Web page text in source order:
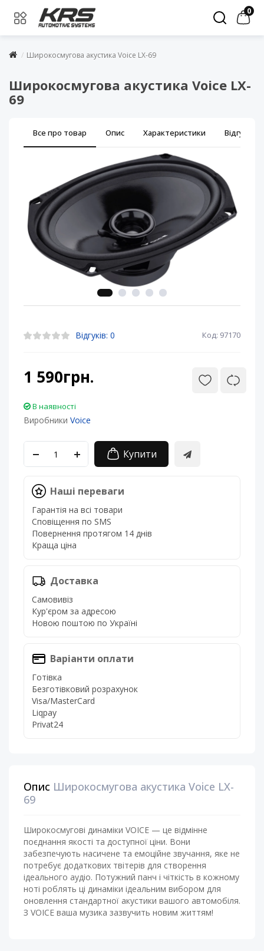
0
Широкосмугова акустика Voice LX-69
Широкосмугова акустика Voice LX-
69
Все про товар Опис Характеристики Відгуки (0)
Відгуків: 0 Код: 97170
1 590грн.
В наявності
Виробники Voice
Купити
Наші переваги
Гарантія на всі товари
Сповіщення по SMS
Повернення протягом 14 днів
Краща ціна
Доставка
Самовивіз
Кур'єром за адресою
Новою поштою по Україні
Варіанти оплати
Готівка
Безготівковий розрахунок
Visa/MasterCard
Liqpay
Privat24
Опис Широкосмугова акустика Voice LX-
69
Широкосмугові динаміки VOICE — це відмінне
поєднання якості та доступної ціни. Вони
забезпечують насичене та емоційне звучання, яке не
потребує додаткових твітерів для створення
ідеального аудіо. Потужний панч і чіткість в кожному
ноті роблять ці динаміки ідеальним вибором для
оновлення стандартної акустики вашого автомобіля.
З VOICE ваша музика зазвучить новим життям!